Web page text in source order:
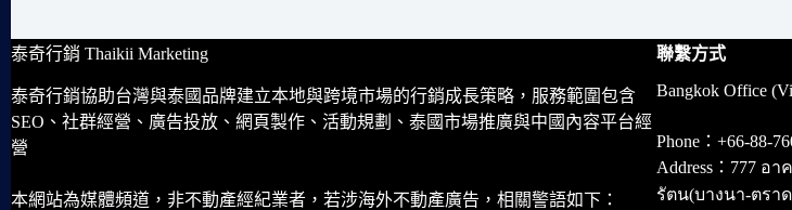
泰奇行銷 Thaikii Marketing
泰奇行銷協助台灣與泰國品牌建立本地與跨境市場的行銷成長策略，服務範圍包含
SEO、社群經營、廣告投放、網頁製作、活動規劃、泰國市場推廣與中國內容平台經
營
本網站為媒體頻道，非不動產經紀業者，若涉海外不動產廣告，相關警語如下：
聯繫方式
Bangkok Office
Phone：+66-88-
Address：777 อ
รัตน(บางนา-ตรา